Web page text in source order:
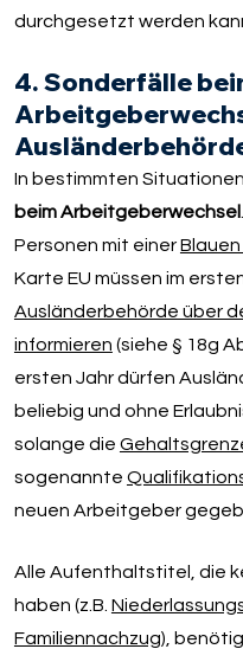
4. Sonderfälle
In bestimmten
beim Arbeitgeberwechsel
Personen mit einerBlauen
Karte EU müssen im
Ausländerbehörde über
informieren (siehe § 18g
ersten Jahr dürfen
beliebig und ohne
solange die
sogenannte
neuen Arbeitgeber
Alle Aufenthaltstitel, die
haben (z.B.
Familiennachzug),
durchgesetzt werden